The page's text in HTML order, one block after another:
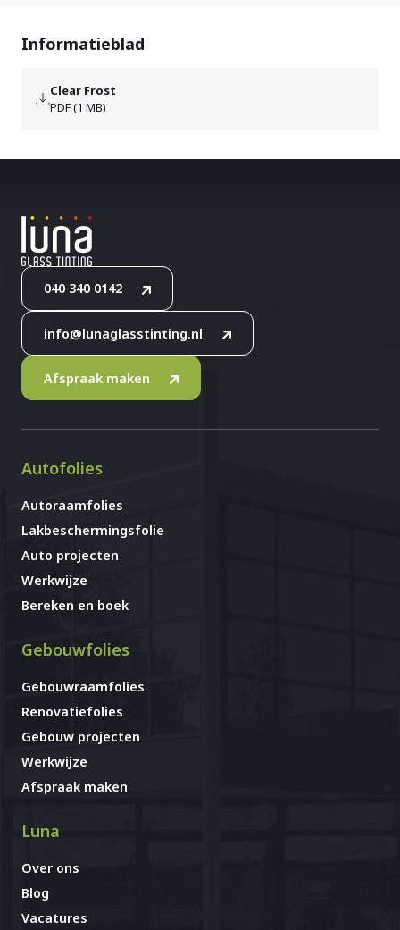
Informatieblad
Clear Frost
PDF (1 MB)
040 340 0142
info@lunaglasstinting.nl
Afspraak maken
Autofolies
Autoraamfolies
Lakbeschermingsfolie
Auto projecten
Werkwijze
Bereken en boek
Gebouwfolies
Gebouwraamfolies
Renovatiefolies
Gebouw projecten
Werkwijze
Afspraak maken
Luna
Over ons
Blog
Vacatures